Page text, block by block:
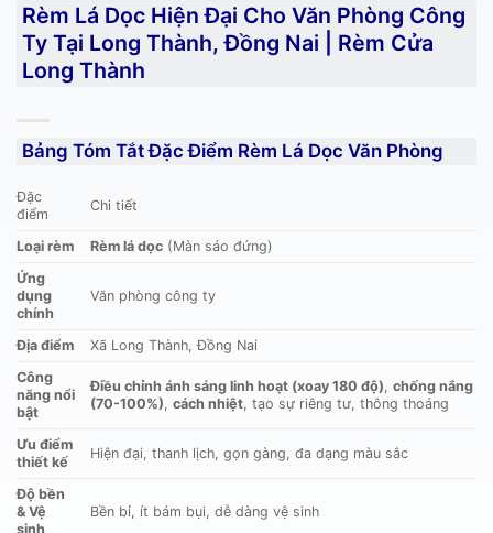
Rèm Lá Dọc Hiện Đại Cho Văn Phòng Công
Ty Tại Long Thành, Đồng Nai | Rèm Cửa
Long Thành
Bảng Tóm Tắt Đặc Điểm Rèm Lá Dọc Văn Phòng
Đặc
điểm
Chi tiết
Loại rèm Rèm lá dọc (Màn sáo đứng)
Ứng
dụng
chính
Văn phòng công ty
Địa điểm
Xã Long Thành, Đồng Nai
Công
năng nổi
bật
Điều chỉnh ánh sáng linh hoạt (xoay 180 độ),chống nắng
(70-100%),cách nhiệt, tạo sự riêng tư, thông thoáng
Ưu điểm
thiết kế
Hiện đại, thanh lịch, gọn gàng, đa dạng màu sắc
Độ bền
& Vệ
sinh
Bền bỉ, ít bám bụi, dễ dàng vệ sinh